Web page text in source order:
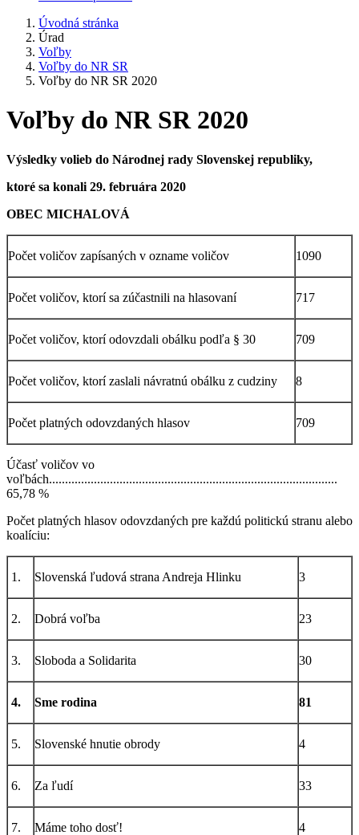
Úvodná stránka
Úrad
Voľby
Voľby do NR SR
Voľby do NR SR 2020
Voľby do NR SR 2020
Výsledky volieb do Národnej rady Slovenskej republiky,
ktoré sa konali 29. februára 2020
OBEC MICHALOVÁ
Počet voličov zapísaných v ozname voličov 1090
Počet voličov, ktorí sa zúčastnili na hlasovaní 717
Počet voličov, ktorí odovzdali obálku podľa § 30 709
Počet voličov, ktorí zaslali návratnú obálku z cudziny 8
Počet platných odovzdaných hlasov 709
Účasť voličov vo
voľbách..........................................................................................
65,78 %
Počet platných hlasov odovzdaných pre každú politickú stranu alebo
koalíciu:
1. Slovenská ľudová strana Andreja Hlinku 3
2. Dobrá voľba 23
3. Sloboda a Solidarita 30
4. Sme rodina 81
5. Slovenské hnutie obrody 4
6. Za ľudí 33
7. Máme toho dosť! 4